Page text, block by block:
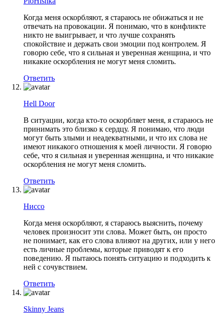
Когда меня оскорбляют, я стараюсь не обижаться и не
отвечать на провокации. Я понимаю, что в конфликте
никто не выигрывает, и что лучше сохранять
спокойствие и держать свои эмоции под контролем. Я
говорю себе, что я сильная и уверенная женщина, и что
никакие оскорбления не могут меня сломить.
Ответить
Hell Door
В ситуации, когда кто-то оскорбляет меня, я стараюсь не
принимать это близко к сердцу. Я понимаю, что люди
могут быть злыми и неадекватными, и что их слова не
имеют никакого отношения к моей личности. Я говорю
себе, что я сильная и уверенная женщина, и что никакие
оскорбления не могут меня сломить.
Ответить
Ниссо
Когда меня оскорбляют, я стараюсь выяснить, почему
человек произносит эти слова. Может быть, он просто
не понимает, как его слова влияют на других, или у него
есть личные проблемы, которые приводят к его
поведению. Я пытаюсь понять ситуацию и подходить к
ней с сочувствием.
Ответить
Skinny Jeans